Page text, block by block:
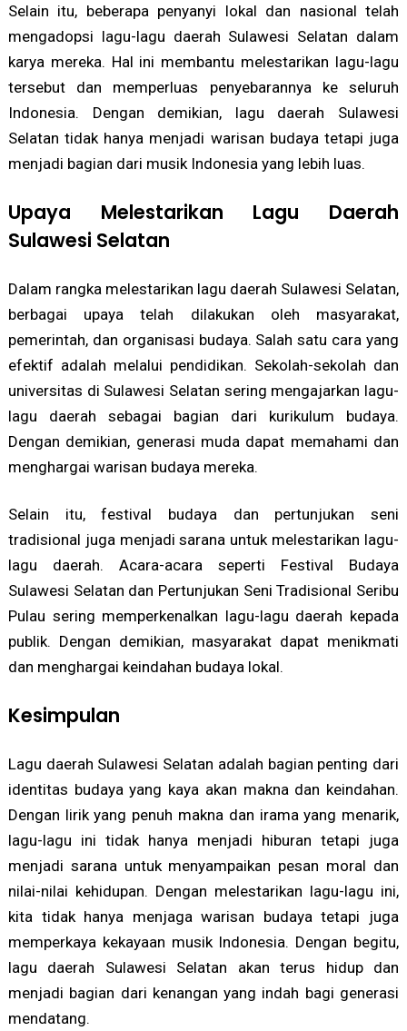
Selain itu, beberapa penyanyi lokal dan nasional telah
mengadopsi lagu-lagu daerah Sulawesi Selatan dalam
karya mereka. Hal ini membantu melestarikan lagu-lagu
tersebut dan memperluas penyebarannya ke seluruh
Indonesia. Dengan demikian, lagu daerah Sulawesi
Selatan tidak hanya menjadi warisan budaya tetapi juga
menjadi bagian dari musik Indonesia yang lebih luas.
Upaya Melestarikan Lagu Daerah
Sulawesi Selatan
Dalam rangka melestarikan lagu daerah Sulawesi Selatan,
berbagai upaya telah dilakukan oleh masyarakat,
pemerintah, dan organisasi budaya. Salah satu cara yang
efektif adalah melalui pendidikan. Sekolah-sekolah dan
universitas di Sulawesi Selatan sering mengajarkan lagu-
lagu daerah sebagai bagian dari kurikulum budaya.
Dengan demikian, generasi muda dapat memahami dan
menghargai warisan budaya mereka.
Selain itu, festival budaya dan pertunjukan seni
tradisional juga menjadi sarana untuk melestarikan lagu-
lagu daerah. Acara-acara seperti Festival Budaya
Sulawesi Selatan dan Pertunjukan Seni Tradisional Seribu
Pulau sering memperkenalkan lagu-lagu daerah kepada
publik. Dengan demikian, masyarakat dapat menikmati
dan menghargai keindahan budaya lokal.
Kesimpulan
Lagu daerah Sulawesi Selatan adalah bagian penting dari
identitas budaya yang kaya akan makna dan keindahan.
Dengan lirik yang penuh makna dan irama yang menarik,
lagu-lagu ini tidak hanya menjadi hiburan tetapi juga
menjadi sarana untuk menyampaikan pesan moral dan
nilai-nilai kehidupan. Dengan melestarikan lagu-lagu ini,
kita tidak hanya menjaga warisan budaya tetapi juga
memperkaya kekayaan musik Indonesia. Dengan begitu,
lagu daerah Sulawesi Selatan akan terus hidup dan
menjadi bagian dari kenangan yang indah bagi generasi
mendatang.